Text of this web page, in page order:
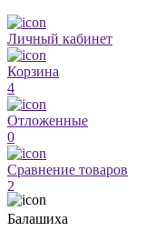
Личный кабинет
Корзина
4
Отложенные
0
Сравнение товаров
2
Балашиха